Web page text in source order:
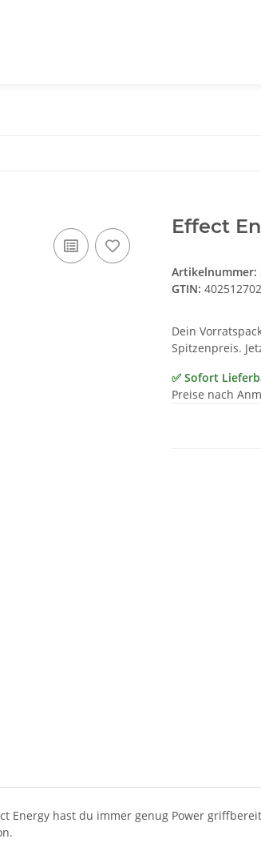
Effect
Artikelnummer:
GTIN:
Dein
Spitzenpreis.
✅ Sofort
Preise nach
Energy hast du immer genug Power